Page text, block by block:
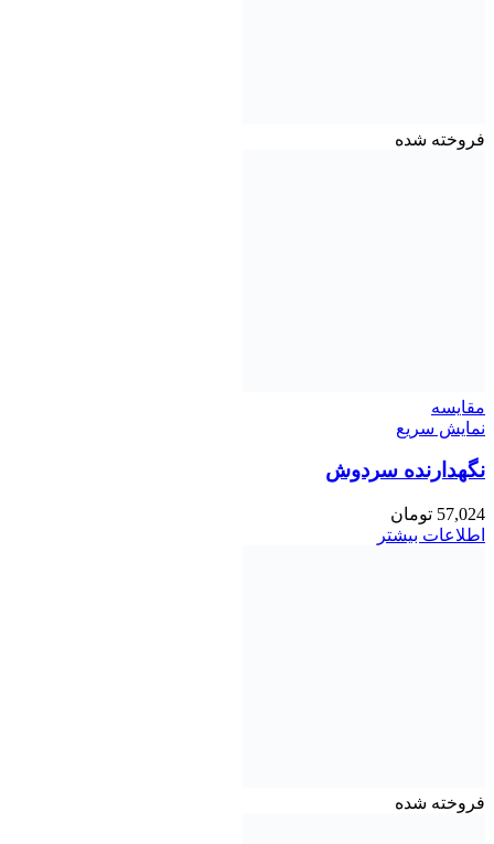
فروخته شده
مقايسه
نمایش سریع
نگهدارنده سردوش
57,024 تومان
اطلاعات بیشتر
فروخته شده